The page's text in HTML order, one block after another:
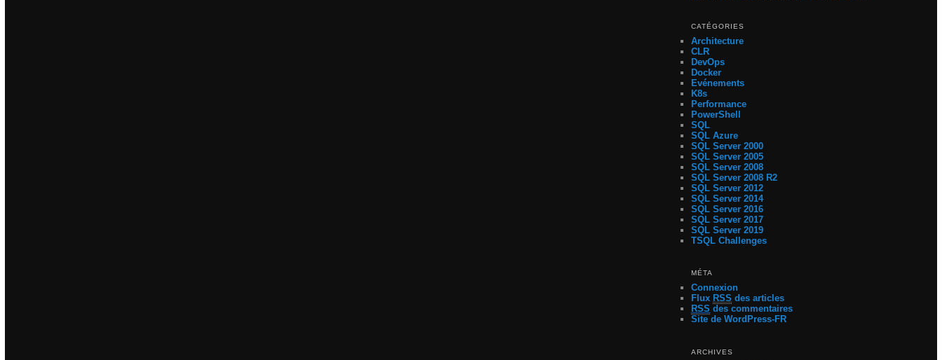
CATÉGORIES
Architecture
CLR
DevOps
Docker
Evénements
K8s
Performance
PowerShell
SQL
SQL Azure
SQL Server 2000
SQL Server 2005
SQL Server 2008
SQL Server 2008 R2
SQL Server 2012
SQL Server 2014
SQL Server 2016
SQL Server 2017
SQL Server 2019
TSQL Challenges
MÉTA
Connexion
Flux RSS des articles
RSS des commentaires
Site de WordPress-FR
ARCHIVES